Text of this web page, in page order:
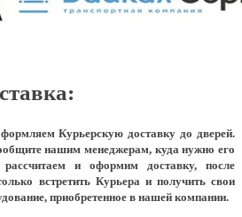
Курьерскую доставку до дверей.
нашим менеджерам, куда нужно его
и оформим доставку, после
встретить Курьера и получить свои
приобретенное в нашей компании.